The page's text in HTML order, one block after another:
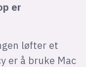
er
løfter et
er å bruke Mac